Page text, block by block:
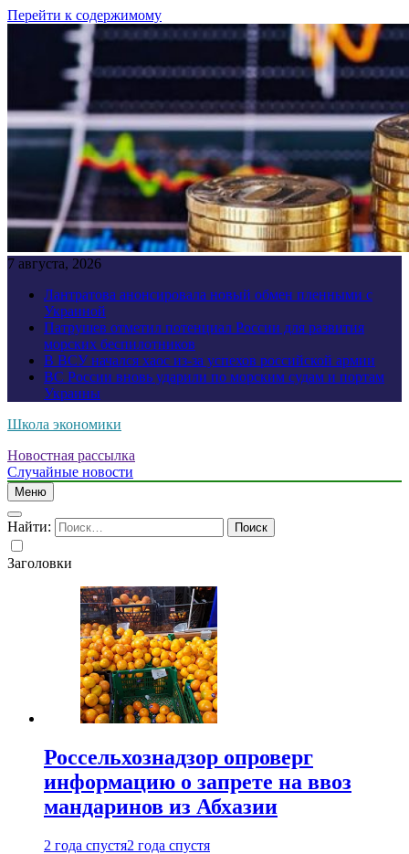
Перейти к содержимому
7 августа, 2026
Лантратова анонсировала новый обмен пленными с
Украиной
Патрушев отметил потенциал России для развития
морских беспилотников
В ВСУ начался хаос из-за успехов российской армии
ВС России вновь ударили по морским судам и портам
Украины
Школа экономики
Новостная рассылка
Случайные новости
Меню
Найти:
Заголовки
Россельхознадзор опроверг
информацию о запрете на ввоз
мандаринов из Абхазии
2 года спустя2 года спустя